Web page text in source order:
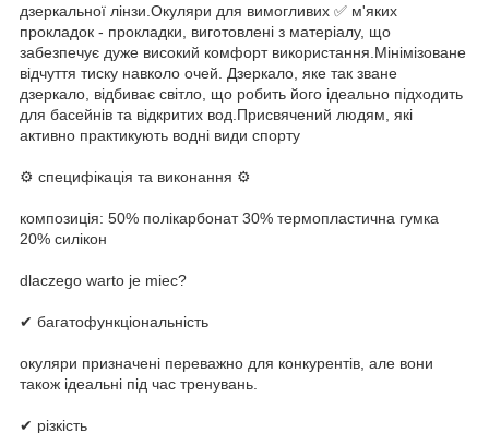
дзеркальної лінзи.Окуляри для вимогливих ✅ м'яких
прокладок - прокладки, виготовлені з матеріалу, що
забезпечує дуже високий комфорт використання.Мінімізоване
відчуття тиску навколо очей. Дзеркало, яке так зване
дзеркало, відбиває світло, що робить його ідеально підходить
для басейнів та відкритих вод.Присвячений людям, які
активно практикують водні види спорту
⚙ специфікація та виконання ⚙
композиція: 50% полікарбонат 30% термопластична гумка
20% силікон
dlaczego warto je miec?
✔ багатофункціональність
окуляри призначені переважно для конкурентів, але вони
також ідеальні під час тренувань.
✔ різкість